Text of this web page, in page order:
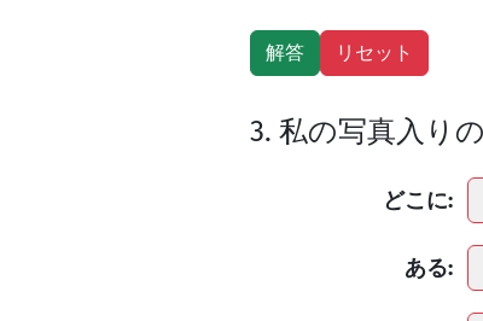
3. 私の写真入り
どこに:
ある: